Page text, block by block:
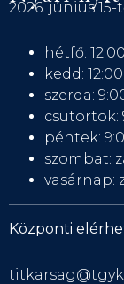
2026. június
hétfő:
kedd:
szerda:
csütörtök:
péntek:
szombat:
vasárnap:
Központi